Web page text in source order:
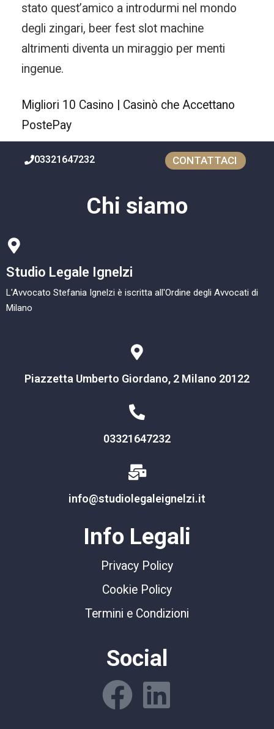
stato quest’amico a introdurmi nel mondo
degli zingari, beer fest slot machine
altrimenti diventa un miraggio per menti
ingenue.
Migliori 10 Casino | Casinò che Accettano
PostePay
03321647232 CONTATTACI
Chi siamo
Studio Legale Ignelzi
L'Avvocato Stefania Ignelzi è iscritta all'Ordine degli Avvocati di
Milano
Piazzetta Umberto Giordano, 2 Milano 20122
03321647232
info@studiolegaleignelzi.it
Info Legali
Privacy Policy
Cookie Policy
Termini e Condizioni
Social